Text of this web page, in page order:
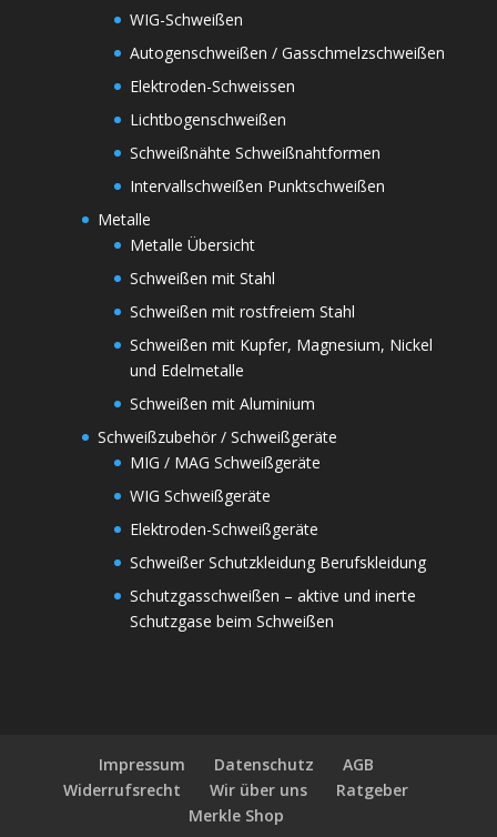
WIG-Schweißen
Autogenschweißen / Gasschmelzschweißen
Elektroden-Schweissen
Lichtbogenschweißen
Schweißnähte Schweißnahtformen
Intervallschweißen Punktschweißen
Metalle
Metalle Übersicht
Schweißen mit Stahl
Schweißen mit rostfreiem Stahl
Schweißen mit Kupfer, Magnesium, Nickel
und Edelmetalle
Schweißen mit Aluminium
Schweißzubehör / Schweißgeräte
MIG / MAG Schweißgeräte
WIG Schweißgeräte
Elektroden-Schweißgeräte
Schweißer Schutzkleidung Berufskleidung
Schutzgasschweißen – aktive und inerte
Schutzgase beim Schweißen
Impressum Datenschutz
AGB
Widerrufsrecht
Wir über uns
Ratgeber
Merkle Shop